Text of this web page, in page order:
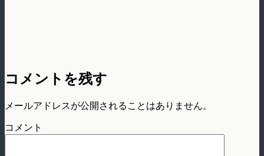
コメントを残す
メールアドレスが公開されることはありません。
コメント